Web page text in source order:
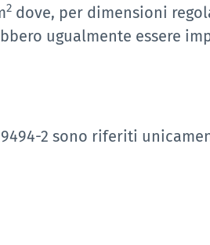
2 dove, per dimensioni
ugualmente essere
2 sono riferiti